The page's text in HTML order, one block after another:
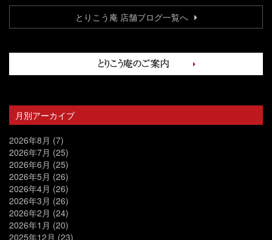
とりこう庵 店舗ブログ一覧へ
月別アーカイブ
2026年8月 (7)
2026年7月 (25)
2026年6月 (25)
2026年5月 (26)
2026年4月 (26)
2026年3月 (26)
2026年2月 (24)
2026年1月 (20)
2025年12月 (23)